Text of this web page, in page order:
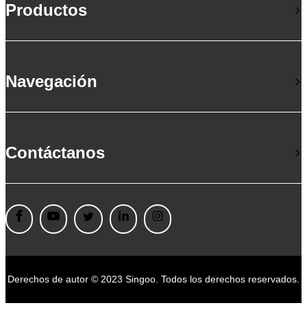
Productos
Navegación
Contáctanos
Derechos de autor © 2023 Singoo. Todos los derechos reservados.